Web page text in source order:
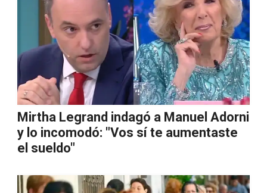
Mirtha Legrand indagó a Manuel Adorni
y lo incomodó: "Vos sí te aumentaste
el sueldo"